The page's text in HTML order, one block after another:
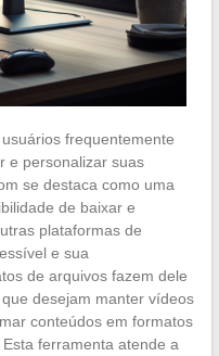
frequentemente
e personalizar suas
se destaca como uma
de baixar e
plataformas de
e sua
de arquivos fazem dele
desejam manter vídeos
conteúdos em formatos
ferramenta atende a